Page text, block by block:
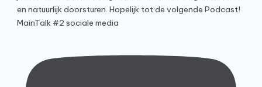
MainTalk #2 sociale media